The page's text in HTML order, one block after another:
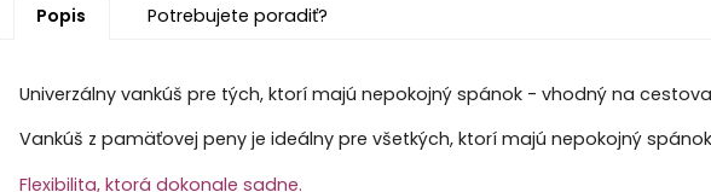
Popis Potrebujete poradiť?
Univerzálny vankúš pre tých, ktorí majú nepokojný spánok - vhodný na
Vankúš z pamäťovej peny je ideálny pre všetkých, ktorí majú nepokojný
Flexibilita, ktorá dokonale sadne.